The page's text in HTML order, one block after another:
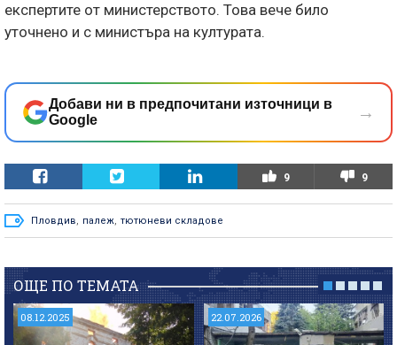
експертите от министерството. Това вече било
уточнено и с министъра на културата.
Добави ни в предпочитани източници в
Google
→
9 9
Пловдив, палеж, тютюневи складове
ОЩЕ ПО ТЕМАТА
08.12.2025 22.07.2026